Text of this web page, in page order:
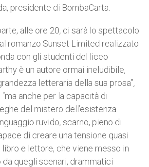
presidente di BombaCarta.
alle ore 20, ci sarà lo spettacolo
romanzo Sunset Limited realizzato
con gli studenti del liceo
è un autore ormai ineludibile,
letteraria della sua prosa”,
anche per la capacità di
del mistero dell’esistenza
ruvido, scarno, pieno di
di creare una tensione quasi
e lettore, che viene messo in
quegli scenari, drammatici